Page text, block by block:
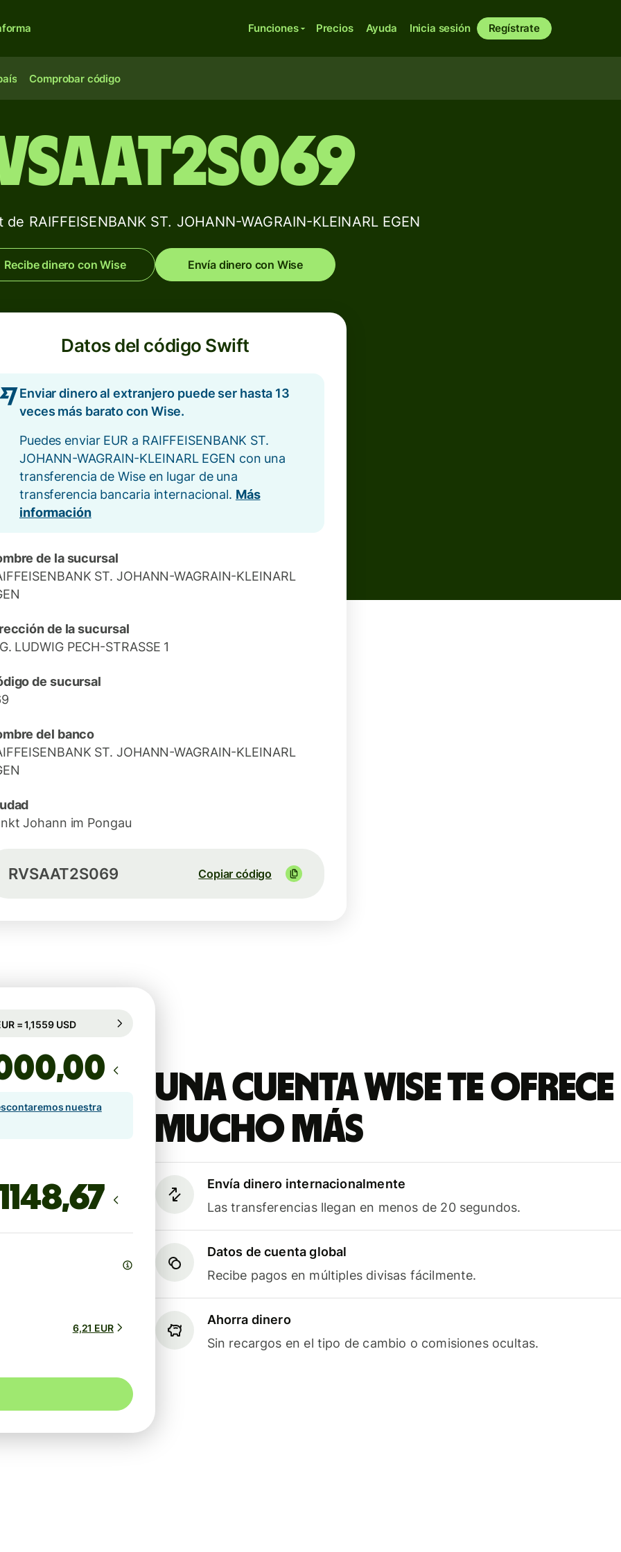
Funciones Precios Ayuda Inicia sesión Regístrate
Comprobar código
RAIFFEISENBANK ST. JOHANN-WAGRAIN-KLEINARL EGEN
Recibe dinero con Wise Envía dinero con Wise
Datos del código Swift
Enviar dinero al extranjero puede ser hasta 13
veces más barato con Wise.
Puedes enviar EUR a RAIFFEISENBANK ST.
JOHANN-WAGRAIN-KLEINARL EGEN con una
transferencia de Wise en lugar de una
transferencia bancaria internacional. Más
información
de la sucursal
ST. JOHANN-WAGRAIN-KLEINARL
de la sucursal
LUDWIG PECH-STRASSE 1
de sucursal
del banco
ST. JOHANN-WAGRAIN-KLEINARL
Johann im Pongau
RVSAAT2S069 Copiar código
Una cuenta Wise te ofrece
mucho más
Envía dinero internacionalmente
Las transferencias llegan en menos de 20 segundos.
Datos de cuenta global
Recibe pagos en múltiples divisas fácilmente.
Ahorra dinero
Sin recargos en el tipo de cambio o comisiones ocultas.
durante 88 h
,00
nuestra
6,21 EUR